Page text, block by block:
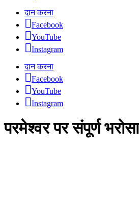
दान करना
Facebook
YouTube
Instagram
दान करना
Facebook
YouTube
Instagram
परमेश्वर पर संपूर्ण